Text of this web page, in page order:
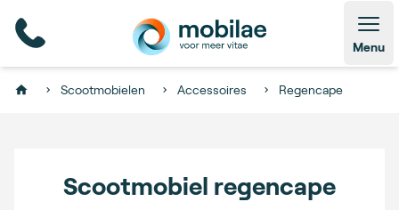
Menu
Home Scootmobielen Accessoires Regencape
Scootmobiel regencape